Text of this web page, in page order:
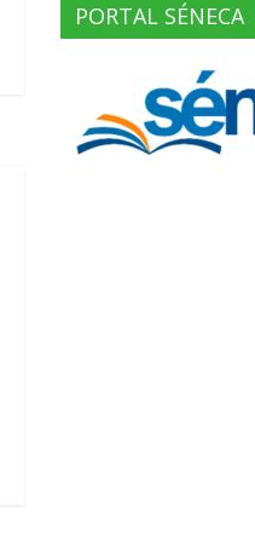
PORTAL SÉNECA